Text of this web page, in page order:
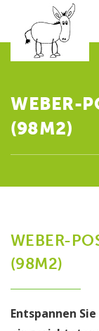
WEBER-
(98M2)
WEBER-
(98M2)
Entspannen